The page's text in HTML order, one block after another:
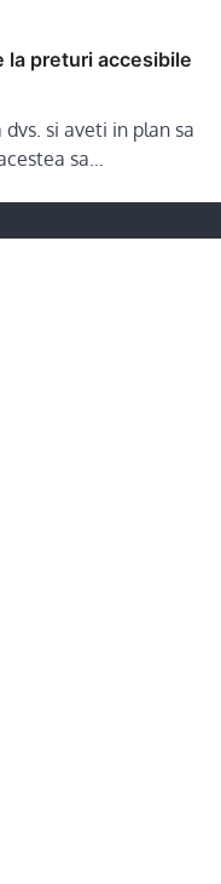
la preturi accesibile
si aveti in plan sa
sa…